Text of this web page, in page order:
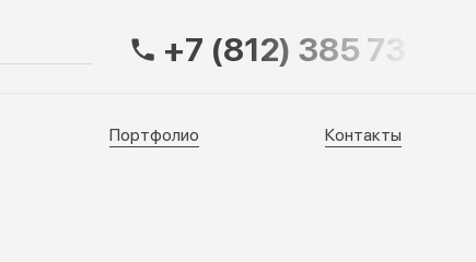
Контакты+7 (812) 385 73 83
Портфолио Контакты